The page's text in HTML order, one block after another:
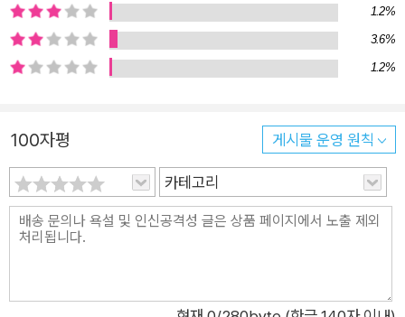
와타야 앞에 나타난 새로운 사랑 이야기와 촘촘하게 얽혀 이번에
도 이변 없이 독자들의 눈물샘을 건드린다.
1.2%
3.6%
1.2%
100자평 게시물 운영 원칙
카테고리